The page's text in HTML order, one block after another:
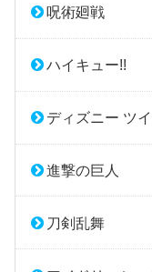
呪術廻戦
ハイキュー!!
ディズニー ツ
進撃の巨人
刀剣乱舞